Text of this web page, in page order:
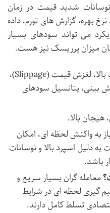
نوسانات شدید قیمت در زمان
بهره، گزارش های تورم، داده
می تواند سودهای بسیار
میزان پرریسک نیز هست.
اسپرد بالا، لغزش قیمت (Slippage)،
بینی، پتانسیل سودهای
بالا.
به واکنش لحظه ای، امکان
دلیل اسپرد بالا و نوسانات
باشد.
معامله گران بسیار سریع و
گیری لحظه ای در شرایط
تسلط کامل دارند.